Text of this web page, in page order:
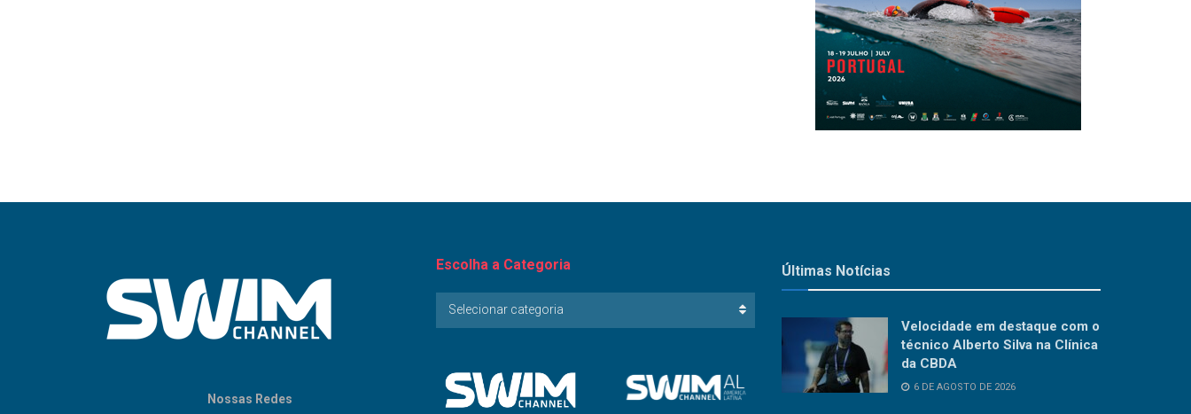
Nossas Redes
Escolha a Categoria
Escolha
Selecionar categoria
Últimas Notícias
Velocidade em destaque com o
técnico Alberto Silva na Clínica
da CBDA
6 DE AGOSTO DE 2026